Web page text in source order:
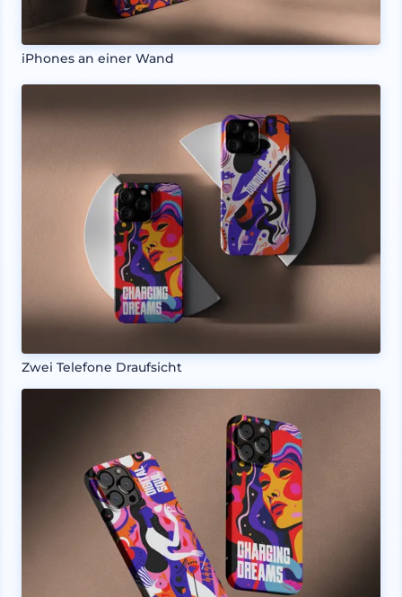
iPhones an einer Wand
Zwei Telefone Draufsicht